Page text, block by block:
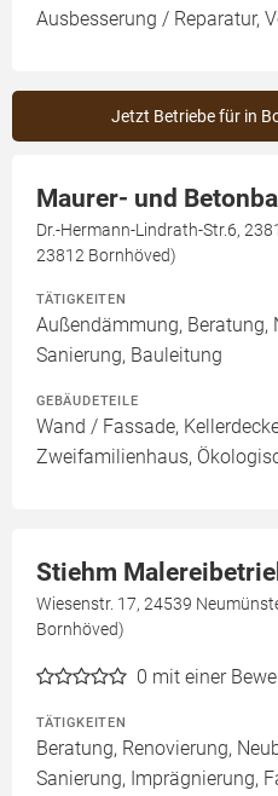
Ausbesserung / Reparatur,
Jetzt Betriebe für in
Maurer- und
Dr.-Hermann-Lindrath-Str.6,
23812 Bornhöved)
TÄTIGKEITEN
Außendämmung, Beratung,
Sanierung, Bauleitung
GEBÄUDETEILE
Wand / Fassade,
Zweifamilienhaus,
Stiehm
Wiesenstr. 17, 24539
Bornhöved)
0 mit einer
TÄTIGKEITEN
Beratung, Renovierung,
Sanierung, Imprägnierung,